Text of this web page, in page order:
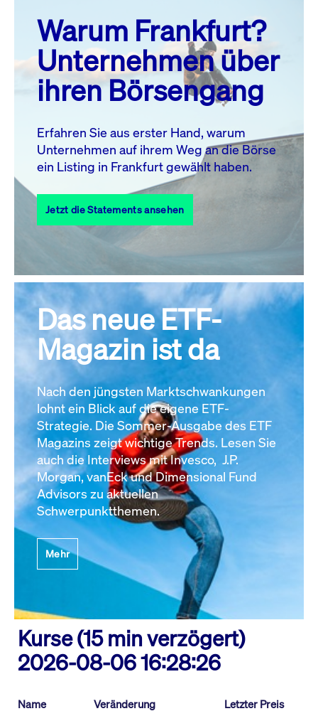
MO. DI. MI. DO. FR. SA. SO.
1
2
3
4 5 6 7 8
10 11 13 14
17
18 19 20 21 22
23
27 28
31
Alle Events
Warum Frankfurt?
Unternehmen über
ihren Börsengang
Erfahren Sie aus erster Hand, warum
Unternehmen auf ihrem Weg an die Börse
ein Listing in Frankfurt gewählt haben.
Jetzt die Statements ansehen
Das neue ETF-
Magazin ist da
Nach den jüngsten Marktschwankungen
lohnt ein Blick auf die eigene ETF-
Strategie. Die Sommer-Ausgabe des ETF
Magazins zeigt wichtige Trends. Lesen Sie
auch die Interviews mit Invesco, J.P.
Morgan, vanEck und Dimensional Fund
Advisors zu aktuellen
Schwerpunktthemen.
Mehr
Kurse (15 min verzögert)
2026-08-06 16:28:26
Name Veränderung Letzter Preis